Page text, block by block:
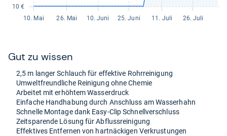
Gut zu wis­sen
2,5 m lan­ger Schlauch für effek­tive Rohr­rei­ni­gung
Umwelt­freund­li­che Rei­ni­gung ohne Che­mie
Arbei­tet mit erhöh­tem Was­ser­druck
Ein­fa­che Hand­ha­bung durch Anschluss am Was­ser­hahn
Schnelle Mon­tage dank Easy-​Clip Schnell­ver­schluss
Zeit­spa­rende Lösung für Abfluss­rei­ni­gung
Effek­ti­ves Ent­fer­nen von hart­nä­cki­gen Ver­krus­tun­gen